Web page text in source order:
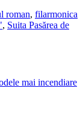
roman, filarmonica
, Suita Pasărea de
mai incendiare